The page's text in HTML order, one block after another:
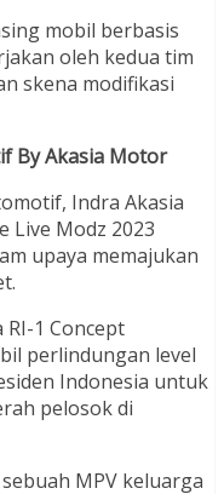
mobil berbasis
oleh kedua tim
skena modifikasi
By Akasia Motor
Indra Akasia
Live Modz 2023
upaya memajukan
RI-1 Concept
perlindungan level
Indonesia untuk
pelosok di
MPV keluarga